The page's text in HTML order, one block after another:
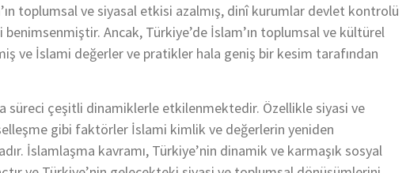
toplumsal ve siyasal etkisi azalmış, dinî kurumlar devlet kontrolü
benimsenmiştir. Ancak, Türkiye’de İslam’ın toplumsal ve kültürel
ve İslami değerler ve pratikler hala geniş bir kesim tarafından
süreci çeşitli dinamiklerle etkilenmektedir. Özellikle siyasi ve
gibi faktörler İslami kimlik ve değerlerin yeniden
İslamlaşma kavramı, Türkiye’nin dinamik ve karmaşık sosyal